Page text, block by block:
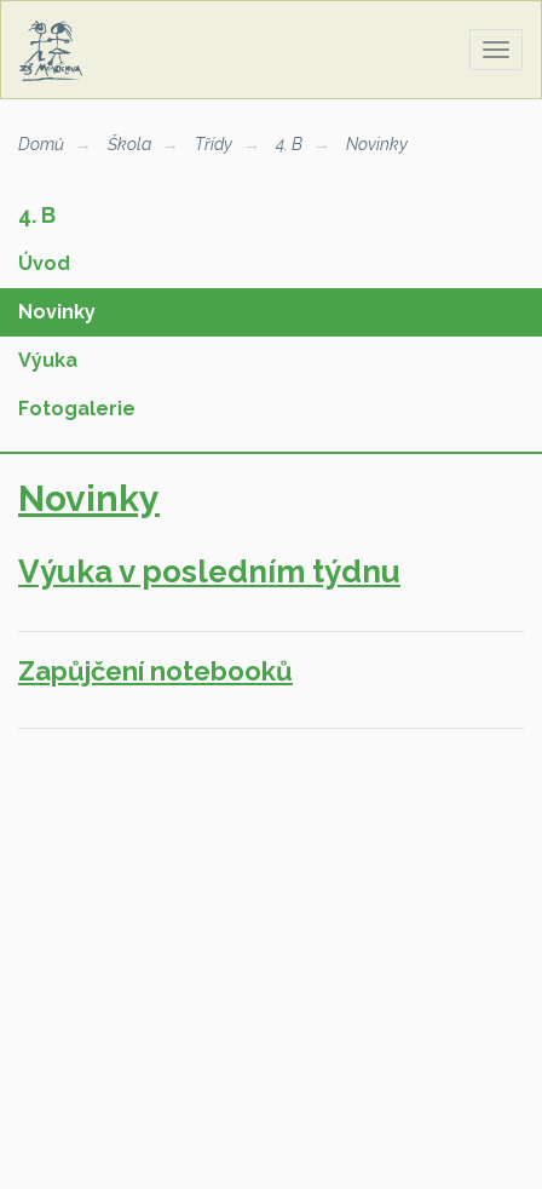
Domů Škola Třídy 4. B Novinky
4. B
Úvod
Novinky
Výuka
Fotogalerie
Novinky
Výuka v posledním týdnu
Zapůjčení notebooků